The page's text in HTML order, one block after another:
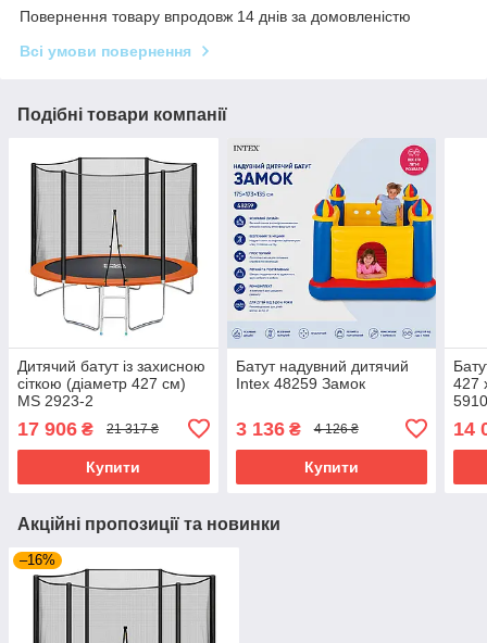
Повернення товару впродовж 14 днів за домовленістю
Всі умови повернення
Подібні товари компанії
Дитячий батут із захисною
сіткою (діаметр 427 см)
MS 2923-2
17 906 ₴ 21 317 ₴
Купити
Батут надувний дитячий
Intex 48259 Замок
3 136₴ 4 126 ₴
Купити
427
14
Акційні пропозиції та новинки
–16%